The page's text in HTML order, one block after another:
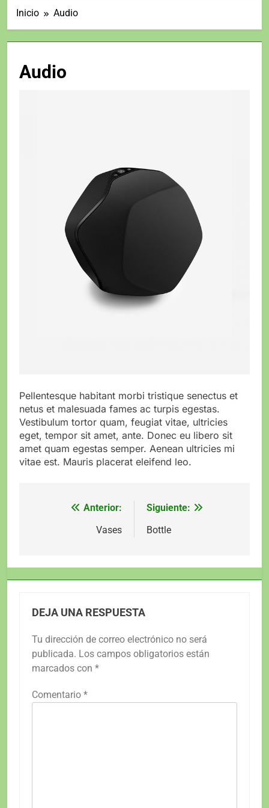
Inicio Audio
Audio
Pellentesque habitant morbi tristique senectus et
netus et malesuada fames ac turpis egestas.
Vestibulum tortor quam, feugiat vitae, ultricies
eget, tempor sit amet, ante. Donec eu libero sit
amet quam egestas semper. Aenean ultricies mi
vitae est. Mauris placerat eleifend leo.
Navegación
Anterior:
Vases
Siguiente:
Bottle
DEJA UNA RESPUESTA
Tu dirección de correo electrónico no será
publicada. Los campos obligatorios están
marcados con *
Comentario *